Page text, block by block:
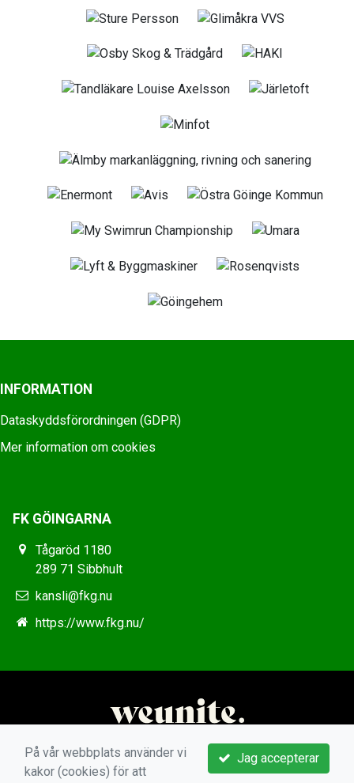
INFORMATION
Dataskyddsförordningen (GDPR)
Mer information om cookies
FK GÖINGARNA
Tågaröd 1180
289 71 Sibbhult
kansli@fkg.nu
https://www.fkg.nu/
Jag accepterar
På vår webbplats använder vi
kakor (cookies) för att